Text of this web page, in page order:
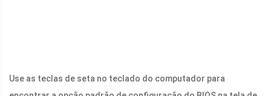
Use as teclas de seta no teclado do computador para